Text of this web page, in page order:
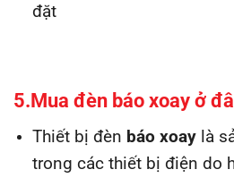
đặt
5.Mua đèn báo xoayở
Thiết bị đèn báo xoay là
trong các thiết bị điện do